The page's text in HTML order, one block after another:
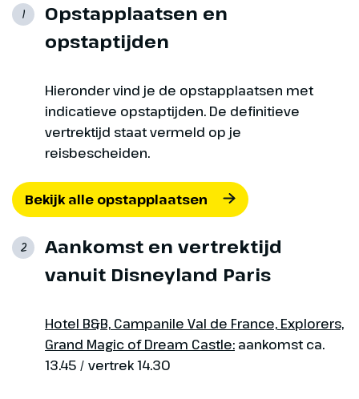
1
Opstapplaatsen en
opstaptijden
Hieronder vind je de opstapplaatsen met
indicatieve opstaptijden. De definitieve
vertrektijd staat vermeld op je
reisbescheiden.
Bekijk alle opstapplaatsen
2
Aankomst en vertrektijd
vanuit Disneyland Paris
Hotel B&B, Campanile Val de France, Explorers,
Grand Magic of Dream Castle: aankomst ca.
13.45 / vertrek 14.30